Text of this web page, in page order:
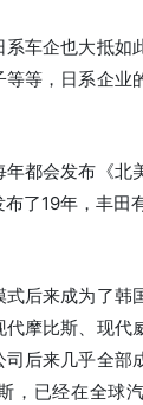
车企也大抵如
等，日系企业
都会发布《北
了19年，丰田
后来成为了韩
摩比斯、现代
后来几乎全部
，已经在全球